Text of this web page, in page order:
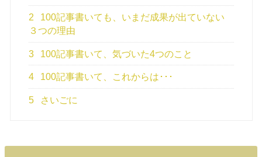
2
100記事書いても、いまだ成果が出ていない
３つの理由
3 100記事書いて、気づいた4つのこと
4 100記事書いて、これからは･･･
5 さいごに